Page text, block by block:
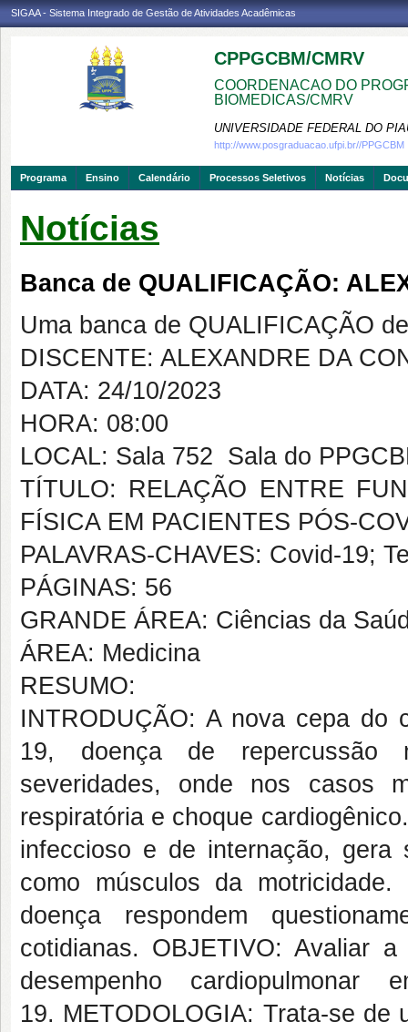
SIGAA - Sistema Integrado de Gestão de Atividades Acadêmicas
CPPGCBM/CMRV
COORDENACAO DO
BIOMEDICAS/CMRV
UNIVERSIDADE FEDERAL DO
http://www.posgraduacao.ufpi.br//PPGCBM
Programa Ensino Calendário Processos Seletivos Notícias
Notícias
Banca de QUALIFICAÇÃO:
Uma banca de QUALIFICAÇÃO
DISCENTE: ALEXANDRE DA
DATA: 24/10/2023
HORA: 08:00
LOCAL: Sala 752  Sala do
TÍTULO: RELAÇÃO ENTRE
FÍSICA EM PACIENTES PÓS-
PALAVRAS-CHAVES: Covid-19;
PÁGINAS: 56
GRANDE ÁREA: Ciências da
ÁREA: Medicina
RESUMO:
INTRODUÇÃO: A nova cepa do
19, doença de repercussão
severidades, onde nos casos
respiratória e choque
infeccioso e de internação, gera
como músculos da
doença respondem
cotidianas. OBJETIVO: Avaliar
desempenho
19. METODOLOGIA: Trata-se de